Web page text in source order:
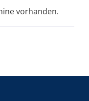
vorhanden.